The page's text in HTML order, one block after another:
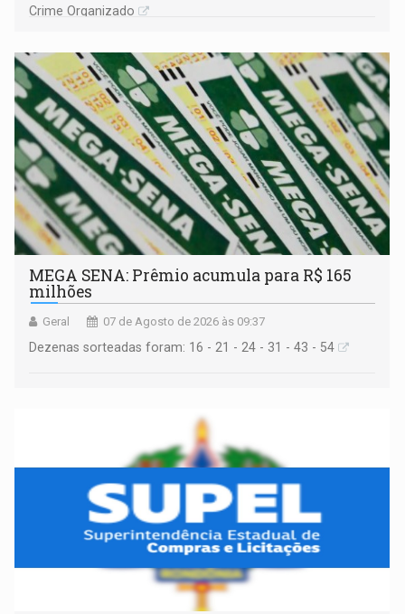
Crime Organizado
MEGA SENA: Prêmio acumula para R$ 165
milhões
Geral 07 de Agosto de 2026 às 09:37
Dezenas sorteadas foram: 16 - 21 - 24 - 31 - 43 - 54